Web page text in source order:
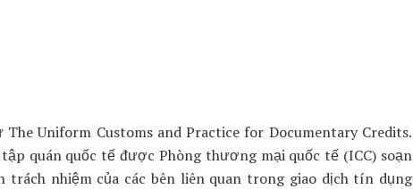
Uniform Customs and Practice for Documentary Credits.
quán quốc tế được Phòng thương mại quốc tế (ICC) soạn
trách nhiệm của các bên liên quan trong giao dịch tín dụng